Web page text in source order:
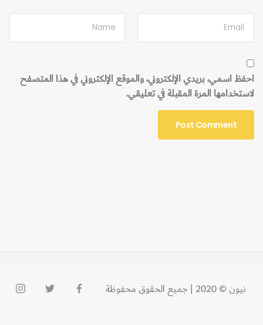
احفظ اسمي، بريدي الإلكتروني، والموقع الإلكتروني في هذا المتصفح
لاستخدامها المرة المقبلة في تعليقي.
نيون © 2020 | جميع الحقوق محفوظة